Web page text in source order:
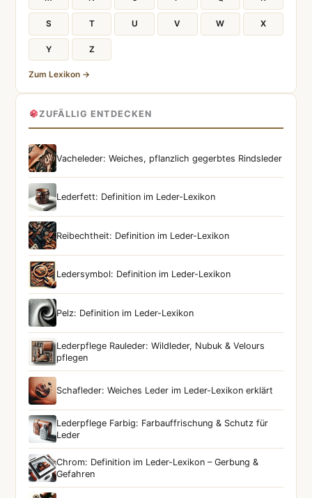
S T U V W X
Y Z
Zum Lexikon →
ZUFÄLLIG ENTDECKEN
Vacheleder: Weiches, pflanzlich gegerbtes Rindsleder
Lederfett: Definition im Leder-Lexikon
Reibechtheit: Definition im Leder-Lexikon
Ledersymbol: Definition im Leder-Lexikon
Pelz: Definition im Leder-Lexikon
Lederpflege Rauleder: Wildleder, Nubuk & Velours
pflegen
Schafleder: Weiches Leder im Leder-Lexikon erklärt
Lederpflege Farbig: Farbauffrischung & Schutz für
Leder
Chrom: Definition im Leder-Lexikon – Gerbung &
Gefahren